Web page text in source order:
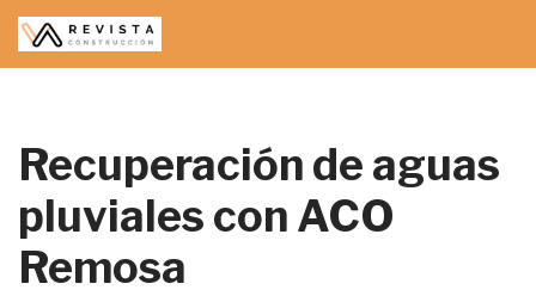
Saltar
Recuperación de aguas
pluviales con ACO
Remosa